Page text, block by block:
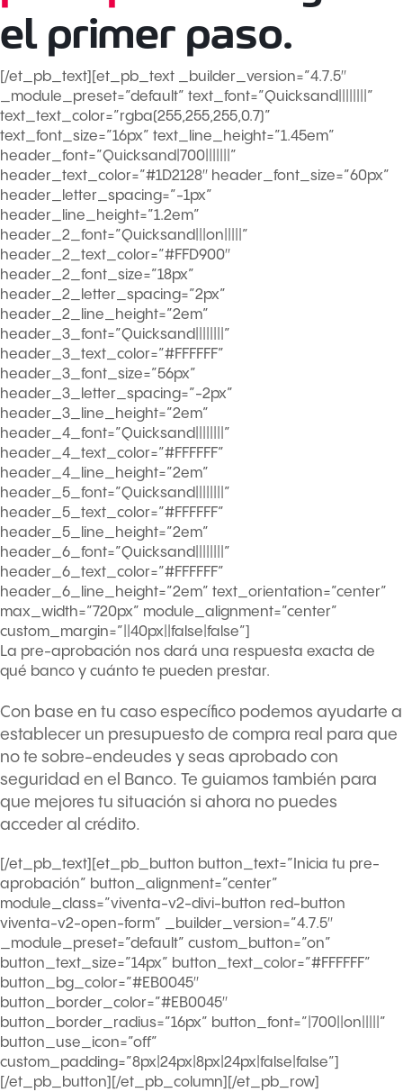
el primer paso.
[/et_pb_text][et_pb_text _builder_version=”4.7.5″
_module_preset=”default” text_font=”Quicksand||||||||”
text_text_color=”rgba(255,255,255,0.7)”
text_font_size=”16px” text_line_height=”1.45em”
header_font=”Quicksand|700|||||||”
header_text_color=”#1D2128″ header_font_size=”60px”
header_letter_spacing=”-1px”
header_line_height=”1.2em”
header_2_font=”Quicksand|||on|||||”
header_2_text_color=”#FFD900″
header_2_font_size=”18px”
header_2_letter_spacing=”2px”
header_2_line_height=”2em”
header_3_font=”Quicksand||||||||”
header_3_text_color=”#FFFFFF”
header_3_font_size=”56px”
header_3_letter_spacing=”-2px”
header_3_line_height=”2em”
header_4_font=”Quicksand||||||||”
header_4_text_color=”#FFFFFF”
header_4_line_height=”2em”
header_5_font=”Quicksand||||||||”
header_5_text_color=”#FFFFFF”
header_5_line_height=”2em”
header_6_font=”Quicksand||||||||”
header_6_text_color=”#FFFFFF”
header_6_line_height=”2em” text_orientation=”center”
max_width=”720px” module_alignment=”center”
custom_margin=”||40px||false|false”]
La pre-aprobación nos dará una respuesta exacta de
qué banco y cuánto te pueden prestar.
Con base en tu caso específico podemos ayudarte a
establecer un presupuesto de compra real para que
no te sobre-endeudes y seas aprobado con
seguridad en el Banco. Te guiamos también para
que mejores tu situación si ahora no puedes
acceder al crédito.
[/et_pb_text][et_pb_button button_text=”Inicia tu pre-
aprobación” button_alignment=”center”
module_class=”viventa-v2-divi-button red-button
viventa-v2-open-form” _builder_version=”4.7.5″
_module_preset=”default” custom_button=”on”
button_text_size=”14px” button_text_color=”#FFFFFF”
button_bg_color=”#EB0045″
button_border_color=”#EB0045″
button_border_radius=”16px” button_font=”|700||on|||||”
button_use_icon=”off”
custom_padding=”8px|24px|8px|24px|false|false”]
[/et_pb_button][/et_pb_column][/et_pb_row]